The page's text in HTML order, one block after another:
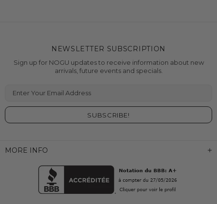
MORE INFO
NEWSLETTER SUBSCRIPTION
Sign up for NOGU updates to receive information about new
arrivals, future events and specials.